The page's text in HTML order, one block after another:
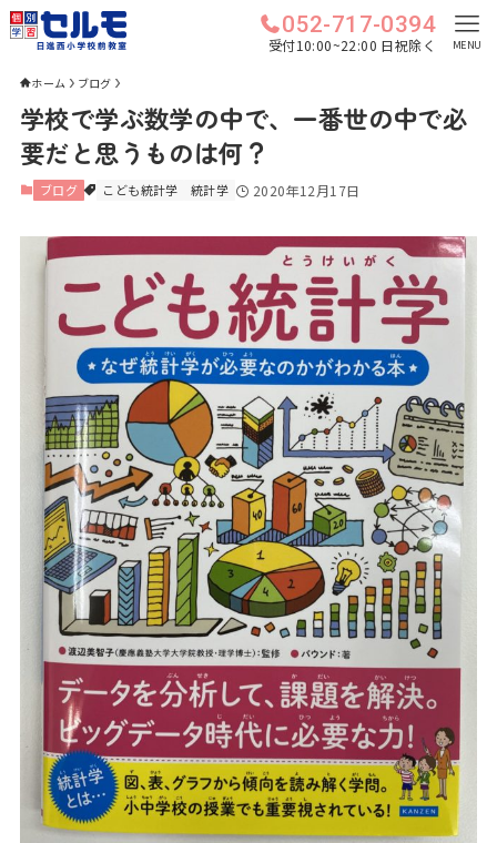
052-717-0394
受付10:00~22:00 日祝除く MENU
ホーム ブログ
学校で学ぶ数学の中で、一番世の中で必
要だと思うものは何？
ブログ こども統計学 統計学 2020年12月17日